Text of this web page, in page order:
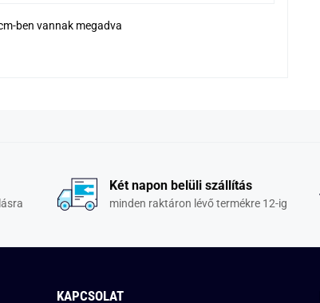
ben vannak megadva
Két napon belüli szállítás
minden raktáron lévő termékre 12-ig
KAPCSOLAT